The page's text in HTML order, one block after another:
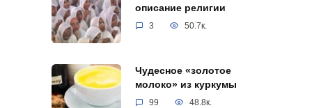
описание религии
3 50.7к.
Чудесное «золотое
молоко» из куркумы
99 48.8к.